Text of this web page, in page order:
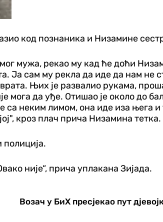
код познаника и Низамине
мог мужа, рекао му кад ће доћи
Ја сам му рекла да иде да нам не
Њих је развалио рукама,
мога да уђе. Отишао је около до
са неким лимом, она иде иза њега
кроз плач прича Низамина тетка.
полиција.
није“, прича уплакана Зијада.
Возач у БиХ пресјекао пут